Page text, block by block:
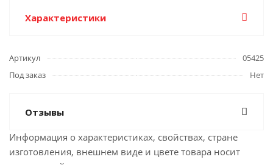
Характеристики
Артикул
05425
Под заказ
Нет
Отзывы
Информация о характеристиках, свойствах, стране
изготовления, внешнем виде и цвете товара носит